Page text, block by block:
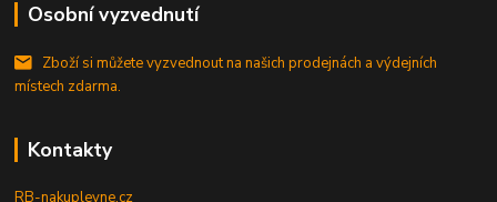
Osobní vyzvednutí
Zboží si můžete vyzvednout na našich prodejnách a výdejních
místech zdarma.
Kontakty
RB-nakuplevne.cz